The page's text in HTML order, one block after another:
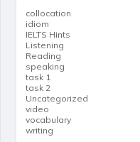
collocation
idiom
IELTS Hints
Listening
Reading
speaking
task 1
task 2
Uncategorized
video
vocabulary
writing